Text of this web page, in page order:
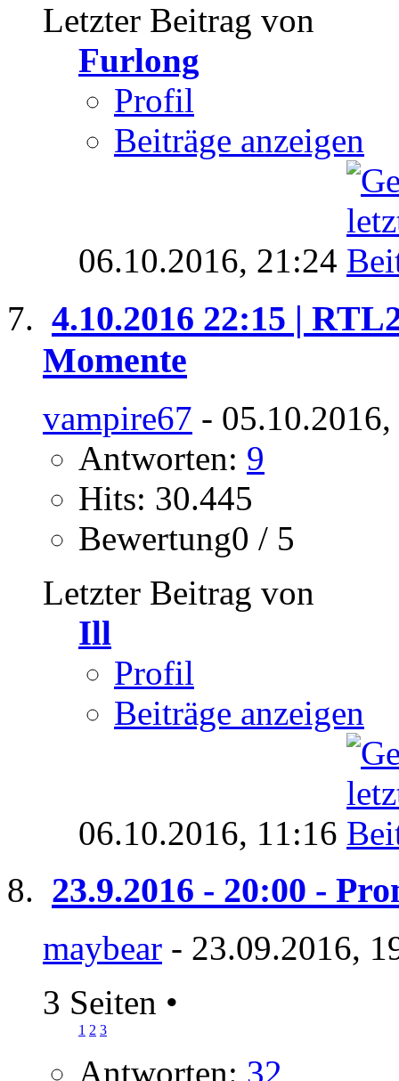
Letzter Beitrag von
Furlong
Profil
Beiträge anzeigen
06.10.2016, 21:24
4.10.2016 22:15 |
Momente
vampire67 -
Antworten: 9
Hits: 30.445
Bewertung0 / 5
Letzter Beitrag von
Ill
Profil
Beiträge anzeigen
06.10.2016, 11:16
23.9.2016 - 20:00 -
maybear - 23.09.2016,
3 Seiten •
1 2 3
Antworten: 32